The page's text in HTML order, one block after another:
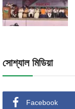
সোশ্যাল মিডিয়া
Facebook